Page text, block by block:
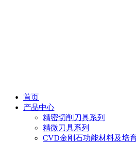
首页
产品中心
精密切削刀具系列
精微刀具系列
CVD金刚石功能材料及培